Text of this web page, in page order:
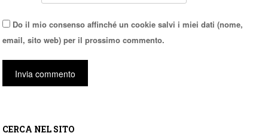
Do il mio consenso affinché un cookie salvi i miei dati (nome,
email, sito web) per il prossimo commento.
CERCA NEL SITO